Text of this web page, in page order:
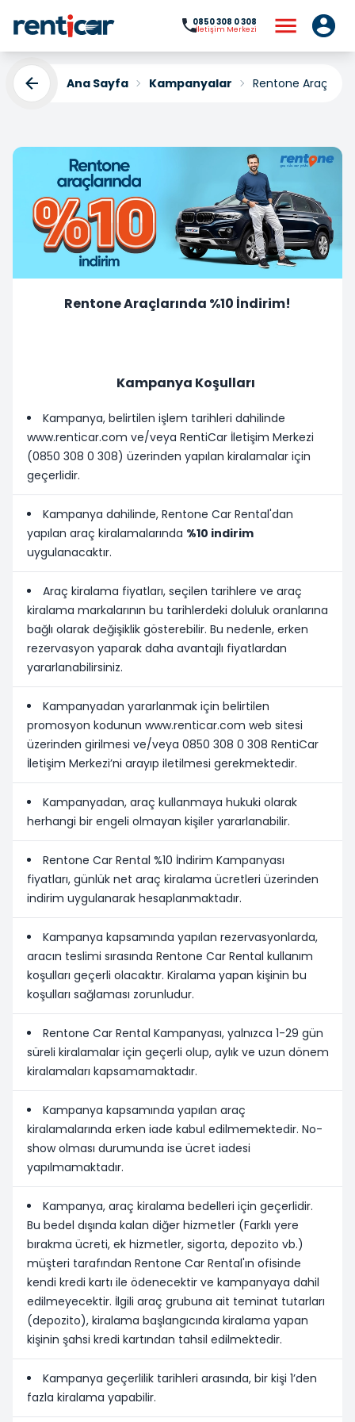
0850 308 0 308
İletişim Merkezi
Ana Sayfa Kampanyalar Rentone
Rentone Araçlarında %10 İndirim!
Kampanya Koşulları
Kampanya, belirtilen işlem tarihleri dahilinde
www.renticar.com ve/veya RentiCar İletişim Merkezi
(0850 308 0 308) üzerinden yapılan kiralamalar için
geçerlidir.
Kampanya dahilinde, Rentone Car Rental'dan
yapılan araç kiralamalarında %10 indirim
uygulanacaktır.
Araç kiralama fiyatları, seçilen tarihlere ve araç
kiralama markalarının bu tarihlerdeki doluluk oranlarına
bağlı olarak değişiklik gösterebilir. Bu nedenle, erken
rezervasyon yaparak daha avantajlı fiyatlardan
yararlanabilirsiniz.
Kampanyadan yararlanmak için belirtilen
promosyon kodunun www.renticar.com web sitesi
üzerinden girilmesi ve/veya 0850 308 0 308 RentiCar
İletişim Merkezi’ni arayıp iletilmesi gerekmektedir.
Kampanyadan, araç kullanmaya hukuki olarak
herhangi bir engeli olmayan kişiler yararlanabilir.
Rentone Car Rental %10 İndirim Kampanyası
fiyatları, günlük net araç kiralama ücretleri üzerinden
indirim uygulanarak hesaplanmaktadır.
Kampanya kapsamında yapılan rezervasyonlarda,
aracın teslimi sırasında Rentone Car Rental kullanım
koşulları geçerli olacaktır. Kiralama yapan kişinin bu
koşulları sağlaması zorunludur.
Rentone Car Rental Kampanyası, yalnızca 1-29 gün
süreli kiralamalar için geçerli olup, aylık ve uzun dönem
kiralamaları kapsamamaktadır.
Kampanya kapsamında yapılan araç
kiralamalarında erken iade kabul edilmemektedir. No-
show olması durumunda ise ücret iadesi
yapılmamaktadır.
Kampanya, araç kiralama bedelleri için geçerlidir.
Bu bedel dışında kalan diğer hizmetler (Farklı yere
bırakma ücreti, ek hizmetler, sigorta, depozito vb.)
müşteri tarafından Rentone Car Rental'ın ofisinde
kendi kredi kartı ile ödenecektir ve kampanyaya dahil
edilmeyecektir. İlgili araç grubuna ait teminat tutarları
(depozito), kiralama başlangıcında kiralama yapan
kişinin şahsi kredi kartından tahsil edilmektedir.
Kampanya geçerlilik tarihleri arasında, bir kişi 1’den
fazla kiralama yapabilir.